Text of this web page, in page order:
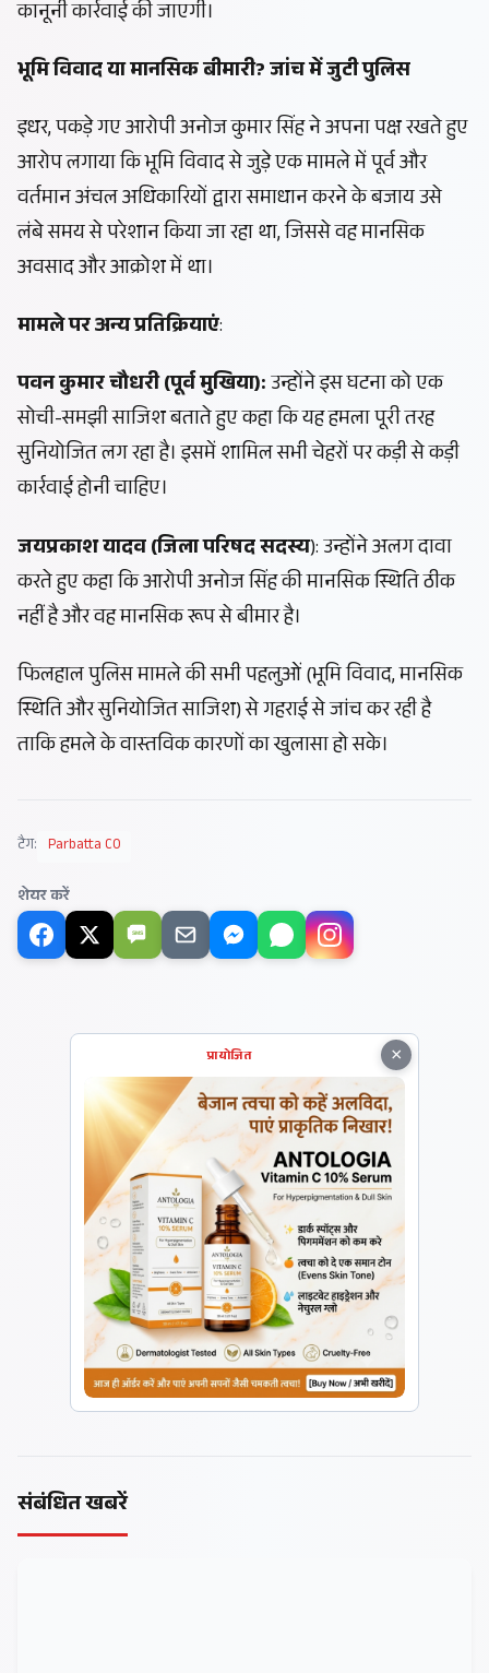
कानूनी कार्रवाई की जाएगी।
भूमि विवाद या मानसिक बीमारी? जांच में जुटी पुलिस
इधर, पकड़े गए आरोपी अनोज कुमार सिंह ने अपना पक्ष रखते हुए
आरोप लगाया कि भूमि विवाद से जुड़े एक मामले में पूर्व और
वर्तमान अंचल अधिकारियों द्वारा समाधान करने के बजाय उसे
लंबे समय से परेशान किया जा रहा था, जिससे वह मानसिक
अवसाद और आक्रोश में था।
मामले पर अन्य प्रतिक्रियाएं:
पवन कुमार चौधरी (पूर्व मुखिया):उन्होंने इस घटना को एक
सोची-समझी साजिश बताते हुए कहा कि यह हमला पूरी तरह
सुनियोजित लग रहा है। इसमें शामिल सभी चेहरों पर कड़ी से कड़ी
कार्रवाई होनी चाहिए।
जयप्रकाश यादव (जिला परिषद सदस्य): उन्होंने अलग दावा
करते हुए कहा कि आरोपी अनोज सिंह की मानसिक स्थिति ठीक
नहीं है और वह मानसिक रूप से बीमार है।
फिलहाल पुलिस मामले की सभी पहलुओं (भूमि विवाद, मानसिक
स्थिति और सुनियोजित साजिश) से गहराई से जांच कर रही है
ताकि हमले के वास्तविक कारणों का खुलासा हो सके।
टैग: Parbatta CO
शेयर करें
SMS
×
प्रायोजित
संबंधित खबरें